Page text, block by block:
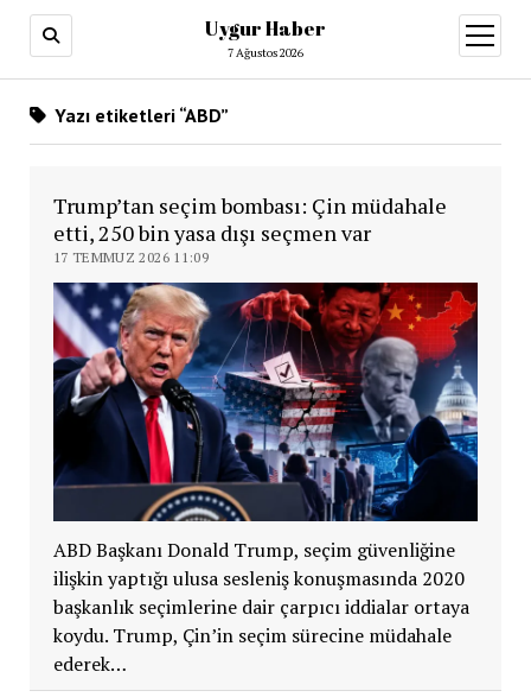
Uygur Haber
7 Ağustos 2026
aç
Yazı etiketleri “ABD”
Trump’tan seçim bombası: Çin müdahale
etti, 250 bin yasa dışı seçmen var
17 TEMMUZ 2026 11:09
ABD Başkanı Donald Trump, seçim güvenliğine
ilişkin yaptığı ulusa sesleniş konuşmasında 2020
başkanlık seçimlerine dair çarpıcı iddialar ortaya
koydu. Trump, Çin’in seçim sürecine müdahale
ederek…